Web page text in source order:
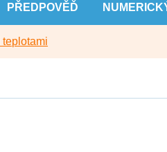
PŘEDPOVĚĎ